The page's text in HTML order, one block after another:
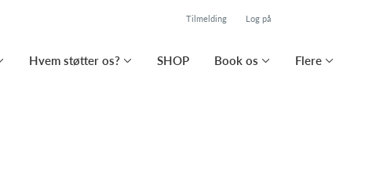
Tilmelding Log på
Hvem støtter os? SHOP Book os Flere